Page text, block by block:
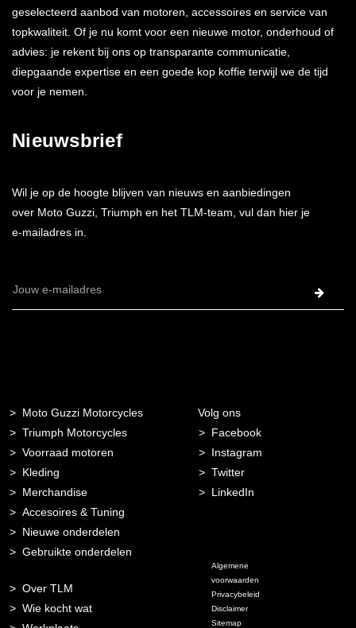
geselecteerd aanbod van motoren, accessoires en service van
topkwaliteit. Of je nu komt voor een nieuwe motor, onderhoud of
advies: je rekent bij ons op transparante communicatie,
diepgaande expertise en een goede kop koffie terwijl we de tijd
voor je nemen.
Nieuwsbrief
Wil je op de hoogte blijven van nieuws en aanbiedingen
over Moto Guzzi, Triumph en het TLM-team, vul dan hier je
e-mailadres in.
E-
Moto Guzzi Motorcycles
Triumph Motorcycles
Voorraad motoren
Kleding
Merchandise
Accesoires & Tuning
Nieuwe onderdelen
Gebruikte onderdelen
Over TLM
Wie kocht wat
Volg ons
Facebook
Instagram
Twitter
LinkedIn
Algemene
voorwaarden
Privacybeleid
Disclaimer
Sitemap